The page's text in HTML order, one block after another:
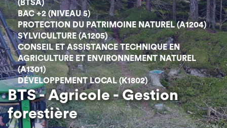
(BTSA)
BAC +2 (NIVEAU 5)
PROTECTION DU PATRIMOINE NATUREL (A1204)
SYLVICULTURE (A1205)
CONSEIL ET ASSISTANCE TECHNIQUE EN
AGRICULTURE ET ENVIRONNEMENT NATUREL
(A1301)
DÉVELOPPEMENT LOCAL (K1802)
BTS - Agricole - Gestion
forestière